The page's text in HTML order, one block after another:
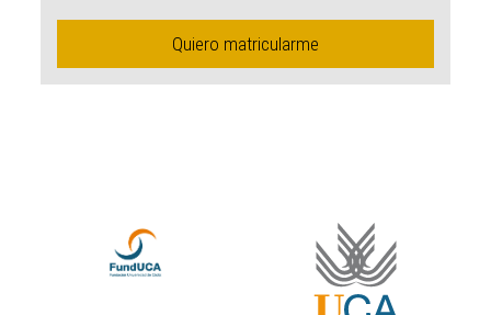
Quiero matricularme